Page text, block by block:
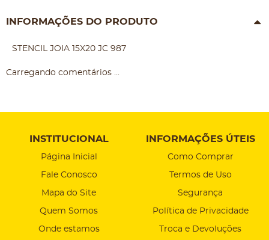
INFORMAÇÕES DO PRODUTO
STENCIL JOIA 15X20 JC 987
Carregando comentários ...
INSTITUCIONAL
Página Inicial
Fale Conosco
Mapa do Site
Quem Somos
Onde estamos
INFORMAÇÕES ÚTEIS
Como Comprar
Termos de Uso
Segurança
Política de Privacidade
Troca e Devoluções